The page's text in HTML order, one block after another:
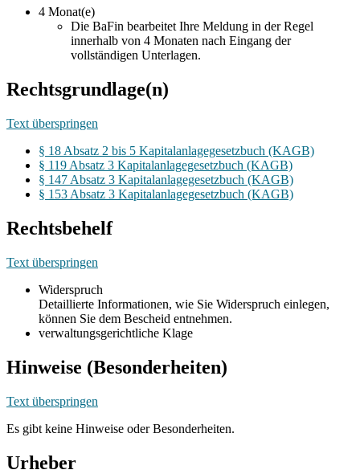
4 Monat(e)
Die BaFin bearbeitet Ihre Meldung in der Regel
innerhalb von 4 Monaten nach Eingang der
vollständigen Unterlagen.
Rechtsgrundlage(n)
Text überspringen
§ 18 Absatz 2 bis 5 Kapitalanlagegesetzbuch (KAGB)
§ 119 Absatz 3 Kapitalanlagegesetzbuch (KAGB)
§ 147 Absatz 3 Kapitalanlagegesetzbuch (KAGB)
§ 153 Absatz 3 Kapitalanlagegesetzbuch (KAGB)
Rechtsbehelf
Text überspringen
Widerspruch
Detaillierte Informationen, wie Sie Widerspruch einlegen,
können Sie dem Bescheid entnehmen.
verwaltungsgerichtliche Klage
Hinweise (Besonderheiten)
Text überspringen
Es gibt keine Hinweise oder Besonderheiten.
Urheber